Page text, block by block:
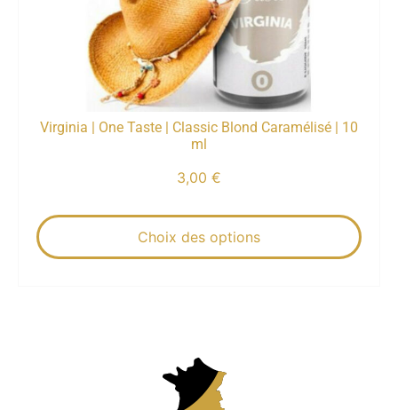
Virginia | One Taste | Classic Blond Caramélisé | 10
ml
3,00 €
Choix des options